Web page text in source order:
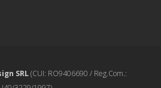
SRL(CUI: RO9406690 / Reg.Com.: